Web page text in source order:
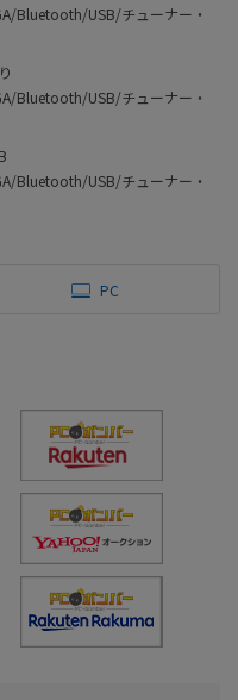
Bluetooth/USB/チューナー・
Bluetooth/USB/チューナー・
B
Bluetooth/USB/チューナー・
PC